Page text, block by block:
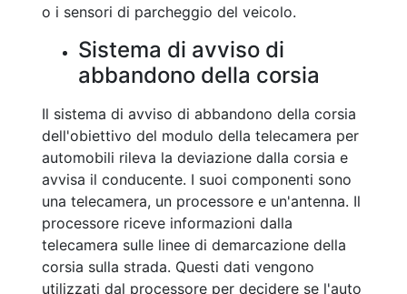
o i sensori di parcheggio del veicolo.
Sistema di avviso di
abbandono della corsia
Il sistema di avviso di abbandono della corsia
dell'obiettivo del modulo della telecamera per
automobili rileva la deviazione dalla corsia e
avvisa il conducente. I suoi componenti sono
una telecamera, un processore e un'antenna. Il
processore riceve informazioni dalla
telecamera sulle linee di demarcazione della
corsia sulla strada. Questi dati vengono
utilizzati dal processore per decidere se l'auto